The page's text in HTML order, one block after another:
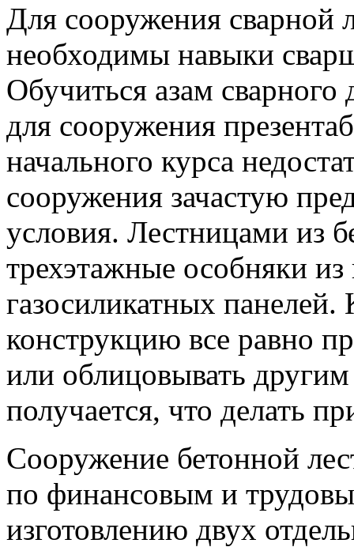
Для сооружения сварной
необходимы навыки
Обучиться азам
для сооружения
начального курса
сооружения зачастую
условия. Лестницами из
трехэтажные особняки
газосиликатных
конструкцию все равно
или облицовывать
получается, что делать
Сооружение бетонной
по финансовым и
изготовлению двух